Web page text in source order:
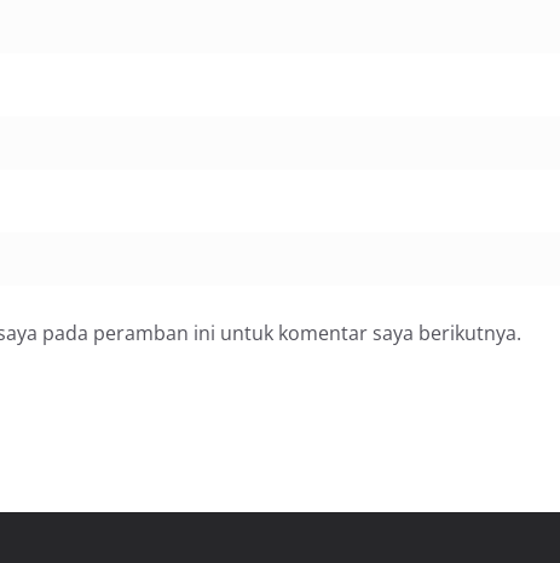
pada peramban ini untuk komentar saya berikutnya.